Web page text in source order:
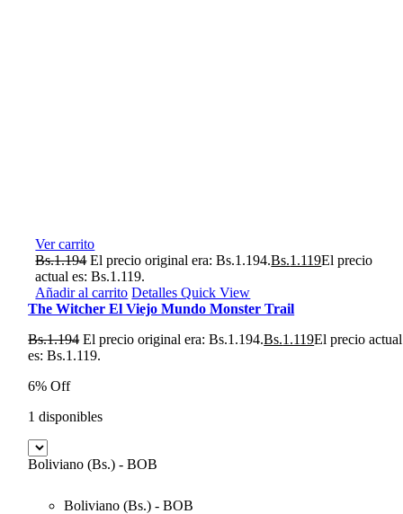
Ver carrito
Bs.1.194 El precio original era: Bs.1.194.Bs.1.119El precio
actual es: Bs.1.119.
Añadir al carrito Detalles Quick View
The Witcher El Viejo Mundo Monster Trail
Bs.1.194 El precio original era: Bs.1.194.Bs.1.119El precio actual
es: Bs.1.119.
6% Off
1 disponibles
Boliviano (Bs.) - BOB
Boliviano (Bs.) - BOB